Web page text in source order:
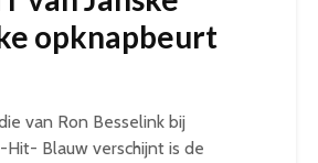
opknapbeurt
van Ron Besselink bij
Blauw verschijnt is de